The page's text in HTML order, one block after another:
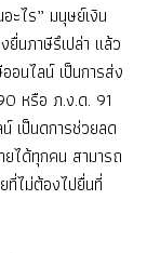
ะไร” มนุษย์เงิน
ยื่นภาษีรึเปล่า แล้ว
อนไลน์ เป็นการส่ง
หรือ ภ.ง.ด. 91
เป็นดการช่วยลด
ได้ทุกคน สามารถ
ที่ไม่ต้องไปยื่นที่